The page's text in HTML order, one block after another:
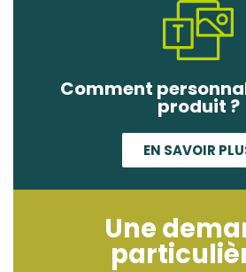
Comment
produit ?
EN SAVOIR
Une